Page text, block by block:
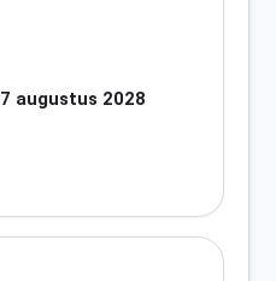
augustus 2028